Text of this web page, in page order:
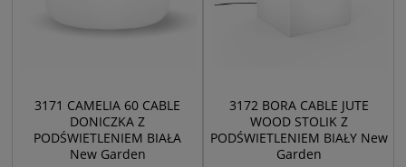
3171 CAMELIA 60 CABLE
DONICZKA Z
PODŚWIETLENIEM BIAŁA
New Garden
3172 BORA CABLE JUTE
WOOD STOLIK Z
PODŚWIETLENIEM BIAŁY New
Garden